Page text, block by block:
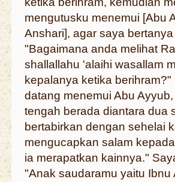
mengutusku menemui [Abu
Anshari], agar saya
"Bagaimana anda melihat
shallallahu 'alaihi wasallam
kepalanya ketika
datang menemui Abu
tengah berada diantara dua
bertabirkan dengan sehelai
mengucapkan salam
ia merapatkan kainnya."
"Anak saudaramu yaitu Ibnu